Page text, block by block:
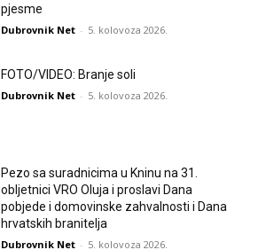
pjesme
Dubrovnik Net - 5. kolovoza 2026.
FOTO/VIDEO: Branje soli
Dubrovnik Net - 5. kolovoza 2026.
Pezo sa suradnicima u Kninu na 31.
obljetnici VRO Oluja i proslavi Dana
pobjede i domovinske zahvalnosti i Dana
hrvatskih branitelja
Dubrovnik Net - 5. kolovoza 2026.